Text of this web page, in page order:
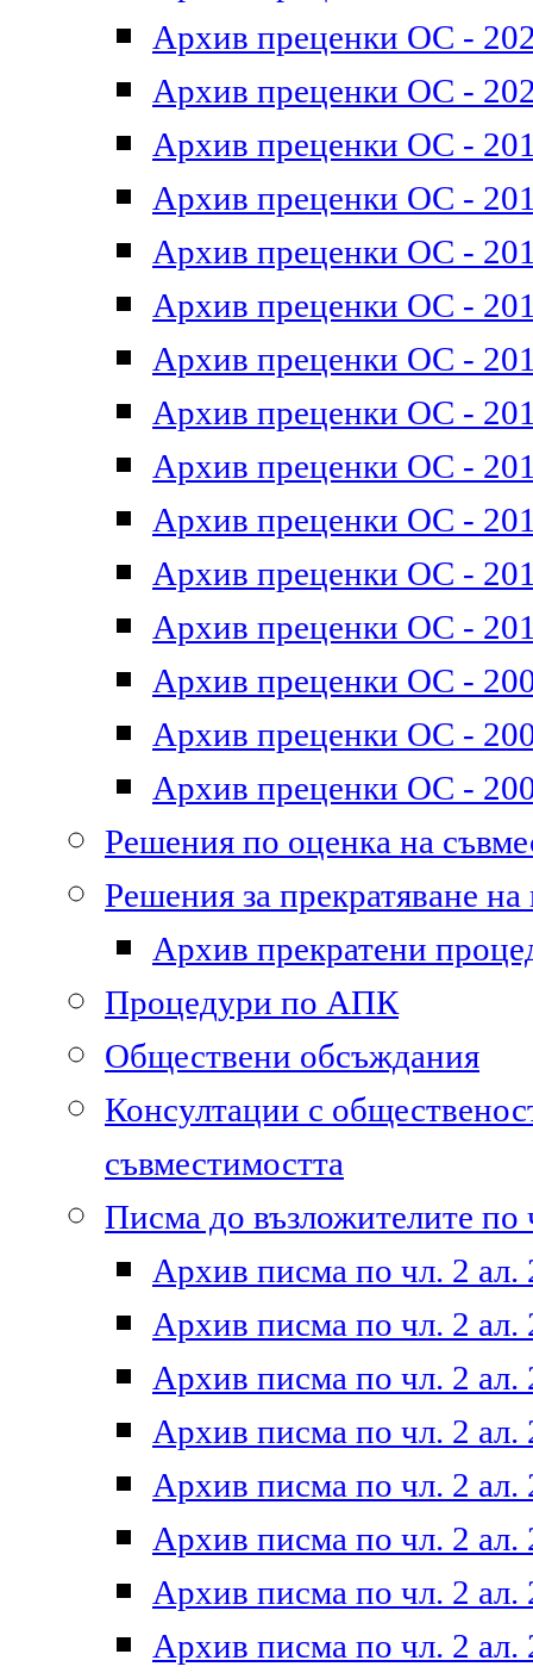
Архив преценки ОС -
Архив преценки ОС -
Архив преценки ОС -
Архив преценки ОС -
Архив преценки ОС -
Архив преценки ОС -
Архив преценки ОС -
Архив преценки ОС -
Архив преценки ОС -
Архив преценки ОС -
Архив преценки ОС -
Архив преценки ОС -
Архив преценки ОС -
Архив преценки ОС -
Архив преценки ОС -
Решения по оценка на
Решения за прекратяване
Архив прекратени
Процедури по АПК
Обществени обсъждания
Консултации с
съвместимостта
Писма до възложителите по
Архив писма по чл. 2 ал.
Архив писма по чл. 2 ал.
Архив писма по чл. 2 ал.
Архив писма по чл. 2 ал.
Архив писма по чл. 2 ал.
Архив писма по чл. 2 ал.
Архив писма по чл. 2 ал.
Архив писма по чл. 2 ал.